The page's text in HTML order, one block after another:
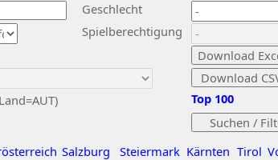
Geschlecht
Spielberechtigung
Salzburg Steiermark Kärnten Tirol
Top 100